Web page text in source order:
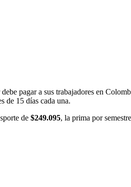
pagar a sus trabajadores en
de 15 días cada una.
de $249.095, la prima por